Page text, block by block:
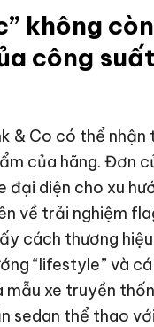
không
công
& Co có thể nhận
của hãng. Đơn
đại diện cho xu
về trải nghiệm
cách thương
“lifestyle” và
mẫu xe truyền
sedan thể thao